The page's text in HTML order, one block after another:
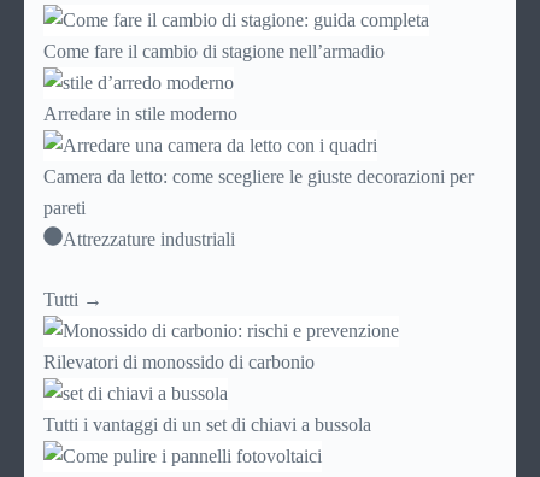
Come fare il cambio di stagione nell’armadio
Arredare in stile moderno
Camera da letto: come scegliere le giuste decorazioni per
pareti
Attrezzature industriali
Tutti →
Rilevatori di monossido di carbonio
Tutti i vantaggi di un set di chiavi a bussola